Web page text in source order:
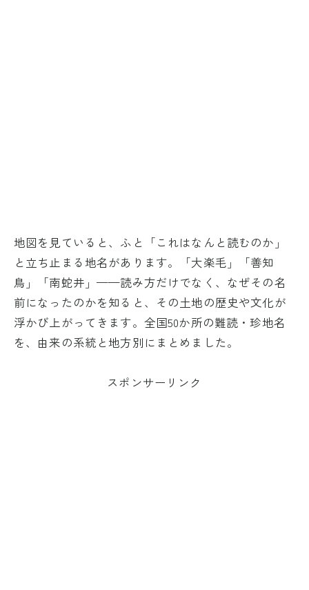
地図を見ていると、ふと「これはなんと読むのか」
と立ち止まる地名があります。「大楽毛」「善知
鳥」「南蛇井」——読み方だけでなく、なぜその名
前になったのかを知ると、その土地の歴史や文化が
浮かび上がってきます。全国50か所の難読・珍地名
を、由来の系統と地方別にまとめました。
スポンサーリンク